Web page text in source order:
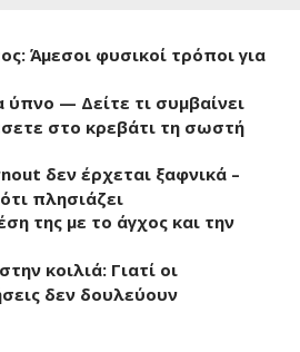
Άμεσοι φυσικοί τρόποι για
ύπνο — Δείτε τι συμβαίνει
στο κρεβάτι τη σωστή
δεν έρχεται ξαφνικά –
πλησιάζει
της με το άγχος και την
κοιλιά: Γιατί οι
δεν δουλεύουν